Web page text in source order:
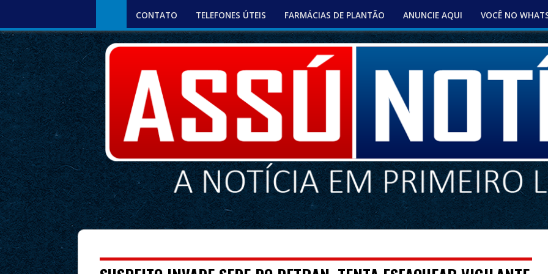
CONTATO TELEFONES ÚTEIS FARMÁCIAS DE PLANTÃO ANUNCIE AQUI VOCÊ NO